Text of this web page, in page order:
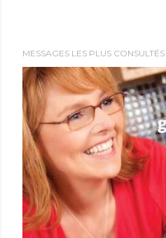
r
u
n
c
o
m
m
e
n
t
MESSAGES LES PLUS CONSULTÉS